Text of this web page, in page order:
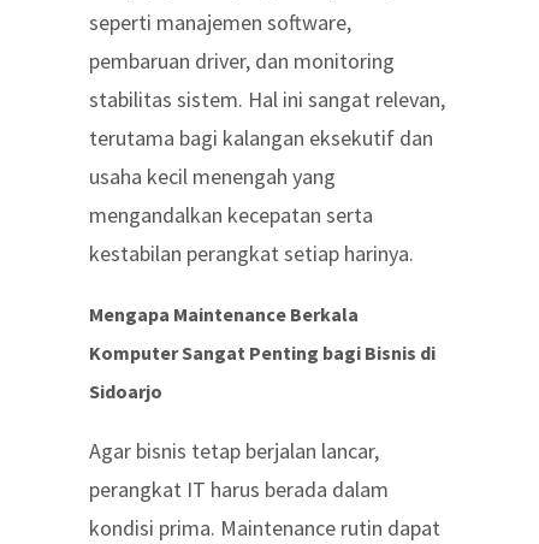
seperti manajemen software,
pembaruan driver, dan monitoring
stabilitas sistem. Hal ini sangat relevan,
terutama bagi kalangan eksekutif dan
usaha kecil menengah yang
mengandalkan kecepatan serta
kestabilan perangkat setiap harinya.
Mengapa Maintenance Berkala
Komputer Sangat Penting bagi Bisnis di
Sidoarjo
Agar bisnis tetap berjalan lancar,
perangkat IT harus berada dalam
kondisi prima. Maintenance rutin dapat